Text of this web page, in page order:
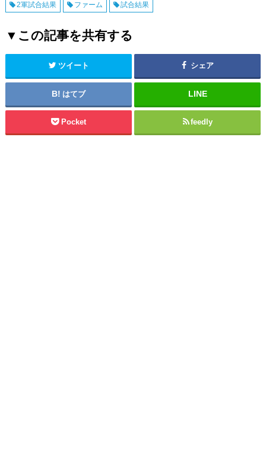
2軍試合結果
ファーム 試合結果
▼この記事を共有する
ツイート シェア
はてブ
Pocket feedly